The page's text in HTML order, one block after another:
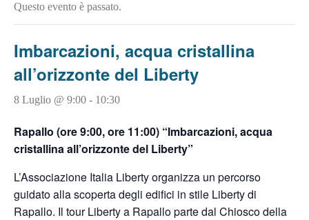
Questo evento è passato.
Imbarcazioni, acqua cristallina
all’orizzonte del Liberty
8 Luglio @ 9:00 - 10:30
Rapallo (ore 9:00, ore 11:00) “Imbarcazioni, acqua
cristallina all’orizzonte del Liberty”
L’Associazione Italia Liberty organizza un percorso
guidato alla scoperta degli edifici in stile Liberty di
Rapallo. Il tour Liberty a Rapallo parte dal Chiosco della